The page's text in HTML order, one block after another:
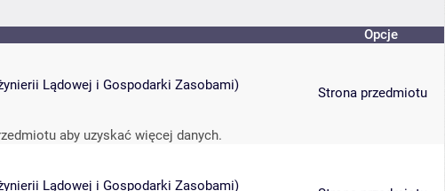
Opcje
Lądowej i Gospodarki Zasobami)
aby uzyskać więcej danych.
Strona przedmiotu
Lądowej i Gospodarki Zasobami)